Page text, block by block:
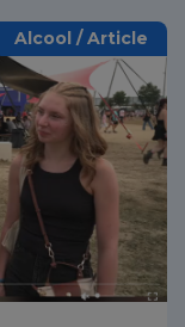
Alcool / Article